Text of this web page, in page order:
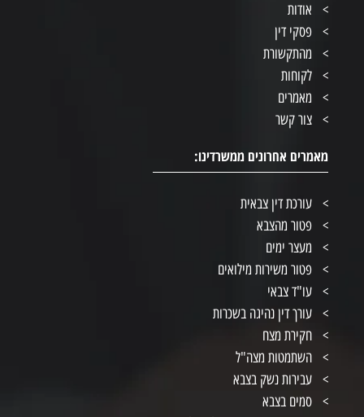
אודות
פסקי דין
מהתקשורת
לקוחות
מאמרים
צור קשר
מאמרים אחרונים ממשרדינו:
עורכת דין צבאית
פטור מהצבא
מעצר ימים
פטור משירות מילואים
עו"ד צבאי
עורך דין נהיגה בשכרות
חקירת מצח
השתמטות מצה"ל
עבירות נשק בצבא
סמים בצבא